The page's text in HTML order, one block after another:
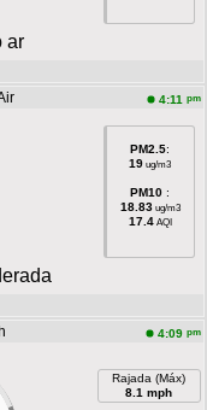
ar
4:11 pm
PM2.5:
19 ug/m3
PM10 :
18.83ug/m3
17.4AQI
4:09 pm
Rajada (Máx)
8.1 mph